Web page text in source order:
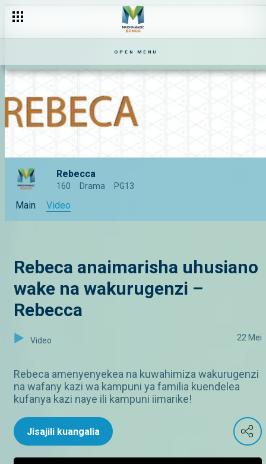
OPEN MENU
Rebecca
160 Drama PG13
Main Video
Rebeca anaimarisha uhusiano
wake na wakurugenzi –
Rebecca
Video 22 Mei
Rebeca amenyenyekea na kuwahimiza wakurugenzi
na wafany kazi wa kampuni ya familia kuendelea
kufanya kazi naye ili kampuni iimarike!
Jisajili kuangalia